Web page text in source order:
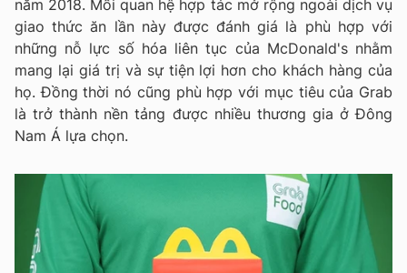
năm 2018. Mối quan hệ hợp tác mở rộng ngoài dịch vụ
giao thức ăn lần này được đánh giá là phù hợp với
những nỗ lực số hóa liên tục của McDonald's nhằm
mang lại giá trị và sự tiện lợi hơn cho khách hàng của
họ. Đồng thời nó cũng phù hợp với mục tiêu của Grab
là trở thành nền tảng được nhiều thương gia ở Đông
Nam Á lựa chọn.